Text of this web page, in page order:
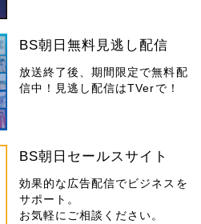
BS朝日無料見逃し配信
放送終了後、期間限定で無料配
信中！見逃し配信はTVerで！
BS朝日セールスサイト
効果的な広告配信でビジネスを
サポート。
お気軽にご相談ください。